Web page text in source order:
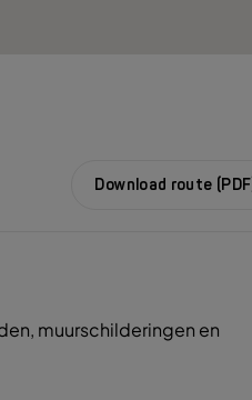
Download route (PDF)
muurschilderingen en